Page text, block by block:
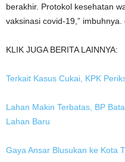
berakhir. Protokol kesehatan
vaksinasi covid-19,” imbuhnya.
KLIK JUGA BERITA LAINNYA:
Terkait Kasus Cukai, KPK
Lahan Makin Terbatas, BP
Lahan Baru
Gaya Ansar Blusukan ke Kota